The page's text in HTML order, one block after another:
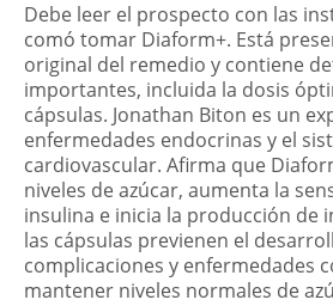
Debe leer el prospecto con las
comó tomar Diaform+. Está
original del remedio y contiene
importantes, incluida la dosis
cápsulas. Jonathan Biton es un
enfermedades endocrinas y el
cardiovascular. Afirma que
niveles de azúcar, aumenta la
insulina e inicia la producción de
las cápsulas previenen el
complicaciones y enfermedades
mantener niveles normales de